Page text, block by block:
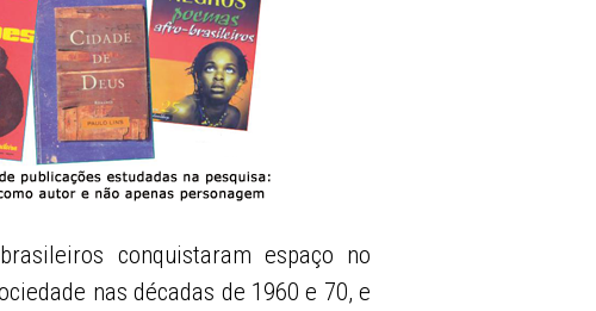
conquistaram espaço no
nas décadas de 1960 e 70, e